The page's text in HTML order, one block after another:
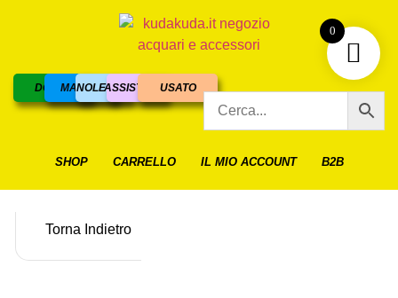
DOLCEMARINO
NOLEGGIOASSISTENZAUSATO
SHOP CARRELLO IL MIO ACCOUNT B2B
Torna Indietro
0